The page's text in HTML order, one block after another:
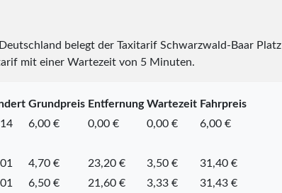
belegt der Taxitarif Schwarzwald-Baar Platz
mit einer Wartezeit von 5 Minuten.
Grundpreis Entfernung Wartezeit Fahrpreis
6,00 € 0,00 € 0,00 €
6,00 €
4,70 € 23,20 € 3,50 €
31,40 €
6,50 € 21,60 € 3,33 €
31,43 €